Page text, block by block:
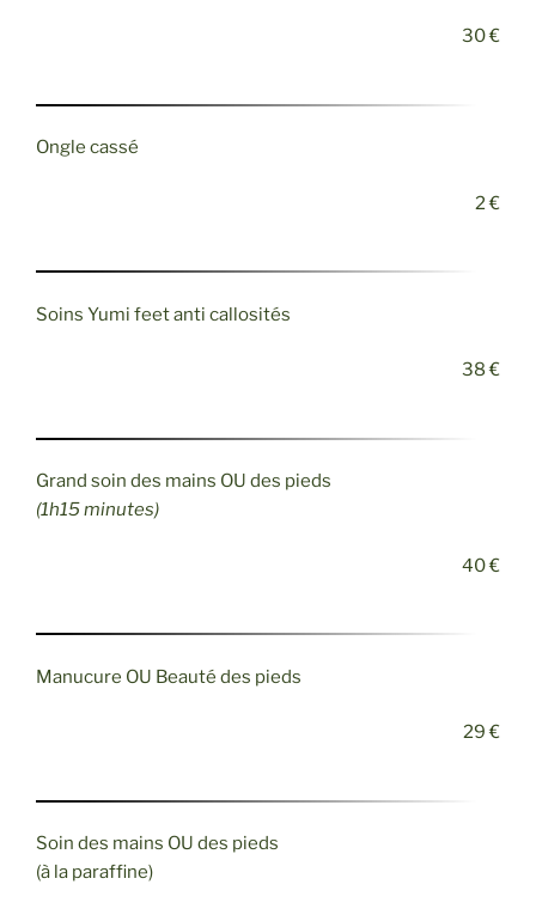
30 €
Ongle cassé
2 €
Soins Yumi feet anti callosités
38 €
Grand soin des mains OU des pieds
(1h15 minutes)
40 €
Manucure OU Beauté des pieds
29 €
Soin des mains OU des pieds
(à la paraffine)